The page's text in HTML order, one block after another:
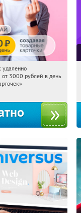
Получили:
удаленно
от 3000 рублей в день